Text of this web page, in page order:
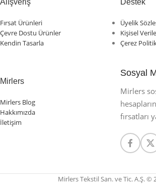
Alışveriş
Fırsat Ürünleri
Çevre Dostu Ürünler
Kendin Tasarla
Destek
Üyelik
Kişisel
Çerez
Mirlers
Mirlers Blog
Hakkımızda
İletişim
Sosyal
Mirlers
fırsatları
Mirlers Tekstil San. ve Tic. A.Ş. ©